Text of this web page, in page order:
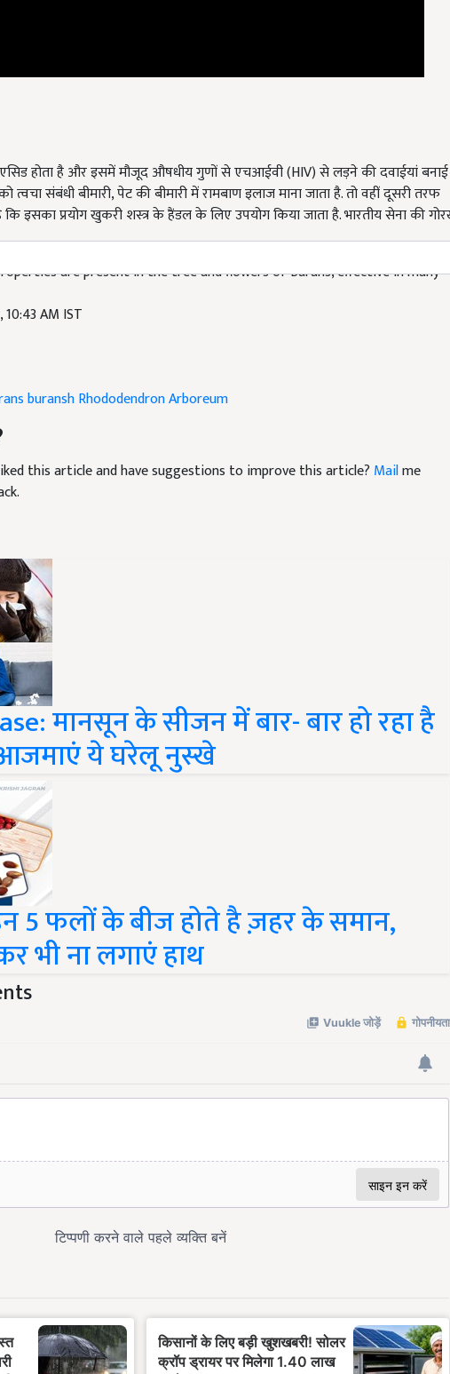
त्वचा संबंधी बीमारी, पेट की बीमारी में रामबाण इलाज माना जाता है. तो वहीं दूसरी तरफ
इसका प्रयोग खुकरी शस्त्र के हैंडल के लिए उपयोग किया जाता है. भारतीय सेना की गोरखा
this article and have suggestions to improve this article?
मानसून के सीजन में बार- बार हो रहा है
ये घरेलू नुस्खे
5 फलों के बीज होते है ज़हर के समान,
भी ना लगाएं हाथ